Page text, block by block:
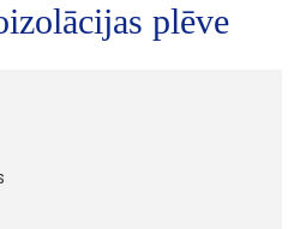
plēve